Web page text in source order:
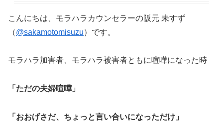
こんにちは、モラハラカウンセラーの阪元 未すず
（@sakamotomisuzu）です。
モラハラ加害者、モラハラ被害者ともに喧嘩になった時
「ただの夫婦喧嘩」
「おおげさだ、ちょっと言い合いになっただけ」